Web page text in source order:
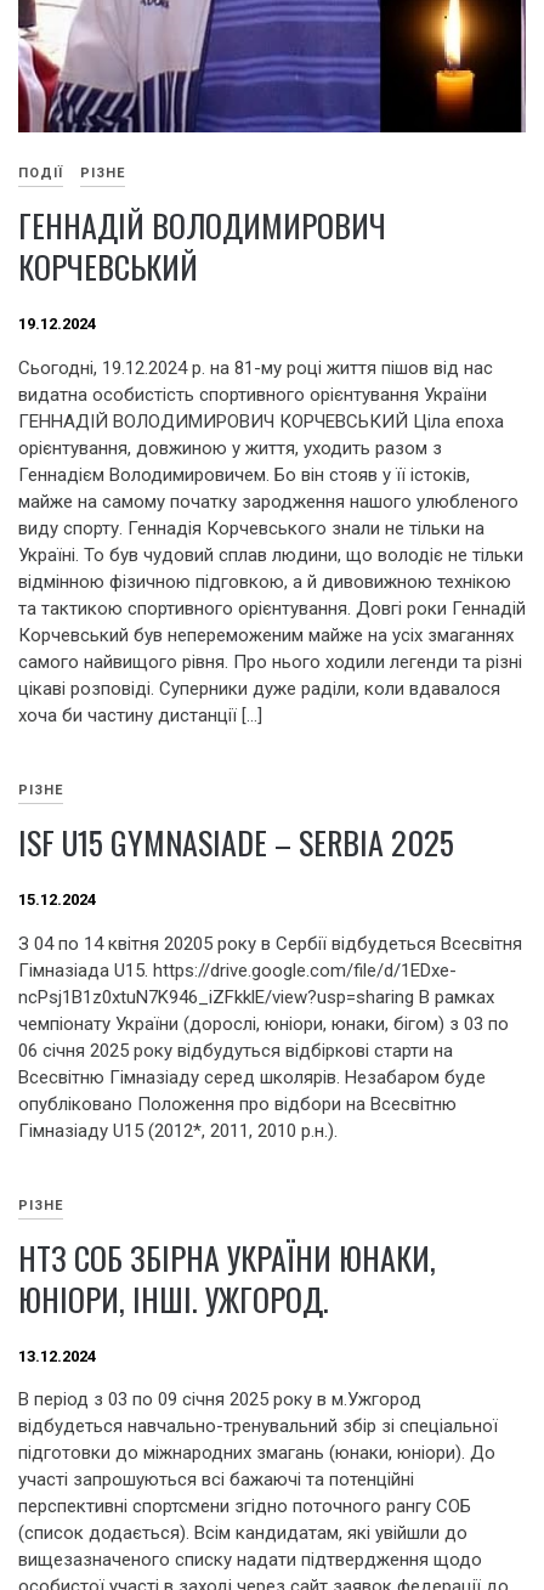
ПОДІЇ РІЗНЕ
ГЕННАДІЙ ВОЛОДИМИРОВИЧ
КОРЧЕВСЬКИЙ
19.12.2024
Сьогодні, 19.12.2024 р. на 81-му році життя пішов від нас
видатна особистість спортивного орієнтування України
ГЕННАДІЙ ВОЛОДИМИРОВИЧ КОРЧЕВСЬКИЙ Ціла епоха
орієнтування, довжиною у життя, уходить разом з
Геннадієм Володимировичем. Бо він стояв у її істоків,
майже на самому початку зародження нашого улюбленого
виду спорту. Геннадія Корчевського знали не тільки на
Україні. То був чудовий сплав людини, що володіє не тільки
відмінною фізичною підговкою, а й дивовижною технікою
та тактикою спортивного орієнтування. Довгі роки Геннадій
Корчевський був непереможеним майже на усіх змаганнях
самого найвищого рівня. Про нього ходили легенди та різні
цікаві розповіді. Суперники дуже раділи, коли вдавалося
хоча би частину дистанції […]
РІЗНЕ
ISF U15 GYMNASIADE – SERBIA 2025
15.12.2024
З 04 по 14 квітня 20205 року в Сербії відбудеться Всесвітня
Гімназіада U15. https://drive.google.com/file/d/1EDxe-
ncPsj1B1z0xtuN7K946_iZFkklE/view?usp=sharing В рамках
чемпіонату України (дорослі, юніори, юнаки, бігом) з 03 по
06 січня 2025 року відбудуться відбіркові старти на
Всесвітню Гімназіаду серед школярів. Незабаром буде
опубліковано Положення про відбори на Всесвітню
Гімназіаду U15 (2012*, 2011, 2010 р.н.).
РІЗНЕ
НТЗ СОБ ЗБІРНА УКРАЇНИ ЮНАКИ,
ЮНІОРИ, ІНШІ. УЖГОРОД.
13.12.2024
В період з 03 по 09 січня 2025 року в м.Ужгород
відбудеться навчально-тренувальний збір зі спеціальної
підготовки до міжнародних змагань (юнаки, юніори). До
участі запрошуються всі бажаючі та потенційні
перспективні спортсмени згідно поточного рангу СОБ
(список додається). Всім кандидатам, які увійшли до
вищезазначеного списку надати підтвердження щодо